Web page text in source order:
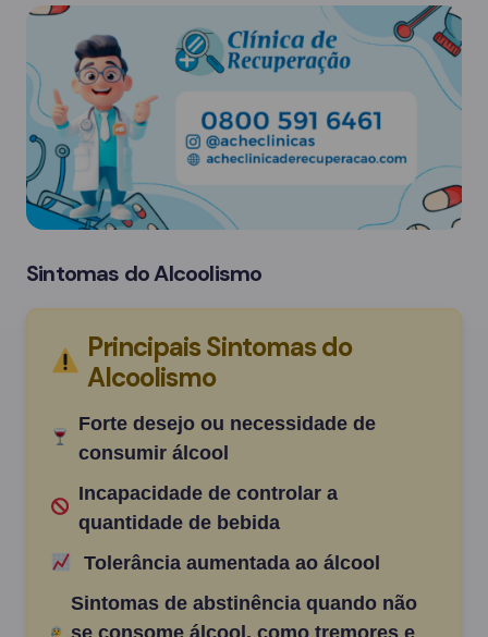
Sintomas do Alcoolismo
Principais Sintomas do
Alcoolismo
Forte desejo ou necessidade de
consumir álcool
Incapacidade de controlar a
quantidade de bebida
Tolerância aumentada ao álcool
Sintomas de abstinência quando não
se consome álcool, como tremores e